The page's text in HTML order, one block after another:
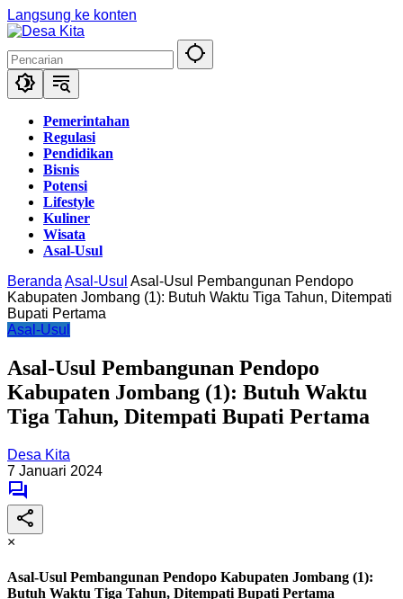
Langsung ke konten
Pemerintahan
Regulasi
Pendidikan
Bisnis
Potensi
Lifestyle
Kuliner
Wisata
Asal-Usul
Beranda Asal-Usul Asal-Usul Pembangunan Pendopo
Kabupaten Jombang (1): Butuh Waktu Tiga Tahun, Ditempati
Bupati Pertama
Asal-Usul
Asal-Usul Pembangunan Pendopo
Kabupaten Jombang (1): Butuh Waktu
Tiga Tahun, Ditempati Bupati Pertama
Desa Kita
7 Januari 2024
×
Asal-Usul Pembangunan Pendopo Kabupaten Jombang (1):
Butuh Waktu Tiga Tahun, Ditempati Bupati Pertama